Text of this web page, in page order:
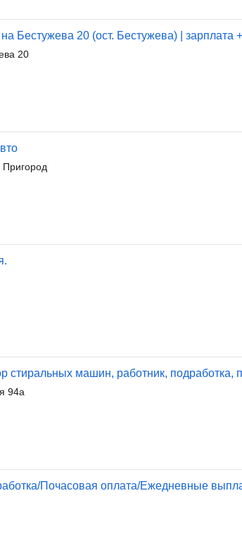
Бестужева 20 (ост. Бестужева) | зарплата
20
стиральных машин, работник, подработка,
94а
Почасовая оплата/Ежедневные